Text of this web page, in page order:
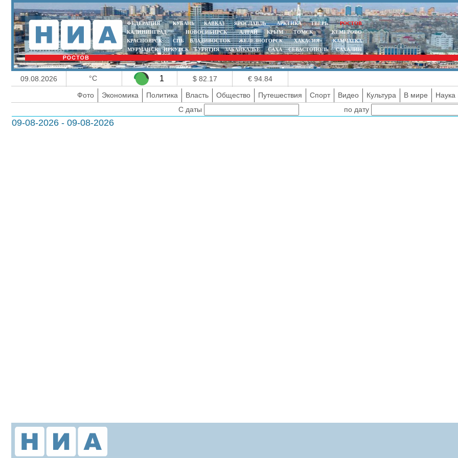
ФЕДЕРАЦИЯ КУБАНЬ КАВКАЗ ЯРОСЛАВЛЬ АРКТИКА ТВЕРЬ
РОСТОВ
КАЛИНИНГРАД
НОВОСИБИРСК АЛТАЙ КРЫМ ТОМСК
КЕМЕРОВО
КРАСНОЯРСК
СПБ ВЛАДИВОСТОК ЖЕЛЕЗНОГОРСК ХАКАСИЯ
КАМЧАТКА
МУРМАНСК
ИРКУТСК БУРЯТИЯ ЗАБАЙКАЛЬЕ САХА СЕВАСТОПОЛЬ САХАЛИН
09.08.2026 °C 1 $ 82.17
€ 94.84
Фото
Экономика Политика Власть Общество Путешествия Спорт Видео Культура В мире
Наука
С даты
по дату
09-08-2026 - 09-08-2026